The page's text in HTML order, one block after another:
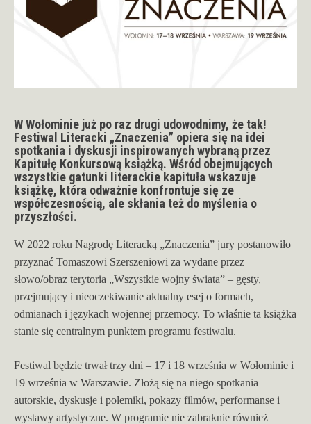
W Wołominie już po raz drugi udowodnimy, że tak!
Festiwal Literacki „Znaczenia” opiera się na idei
spotkania i dyskusji inspirowanych wybraną przez
Kapitułę Konkursową książką. Wśród obejmujących
wszystkie gatunki literackie kapituła wskazuje
książkę, która odważnie konfrontuje się ze
współczesnością, ale skłania też do myślenia o
przyszłości.
W 2022 roku Nagrodę Literacką „Znaczenia” jury postanowiło
przyznać Tomaszowi Szerszeniowi za wydane przez
słowo/obraz terytoria „Wszystkie wojny świata” – gęsty,
przejmujący i nieoczekiwanie aktualny esej o formach,
odmianach i językach wojennej przemocy. To właśnie ta książka
stanie się centralnym punktem programu festiwalu.
Festiwal będzie trwał trzy dni – 17 i 18 września w Wołominie i
19 września w Warszawie. Złożą się na niego spotkania
autorskie, dyskusje i polemiki, pokazy filmów, performanse i
wystawy artystyczne. W programie nie zabraknie również